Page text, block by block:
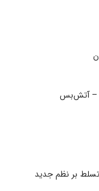
– آتش‌بس
تسلط بر نظم جدید